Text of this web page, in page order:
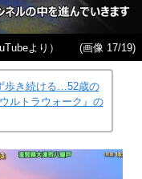
歩き続ける…52歳の
ルトラウォーク』の